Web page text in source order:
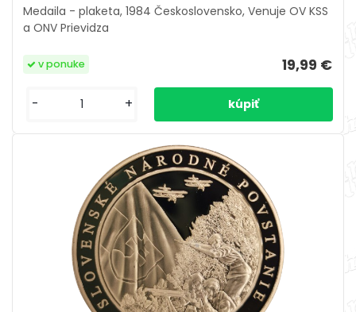
Medaila - plaketa, 1984 Československo, Venuje OV KSS
a ONV Prievidza
19,99 €
v ponuke
- +